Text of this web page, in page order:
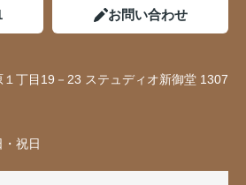
お問い合わせ
丁目19－23 ステュディオ新御堂 1307
祝日